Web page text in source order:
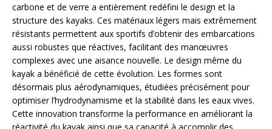
carbone et de verre a entièrement redéfini le design et la
structure des kayaks. Ces matériaux légers mais extrêmement
résistants permettent aux sportifs d’obtenir des embarcations
aussi robustes que réactives, facilitant des manœuvres
complexes avec une aisance nouvelle. Le design même du
kayak a bénéficié de cette évolution. Les formes sont
désormais plus aérodynamiques, étudiées précisément pour
optimiser l’hydrodynamisme et la stabilité dans les eaux vives.
Cette innovation transforme la performance en améliorant la